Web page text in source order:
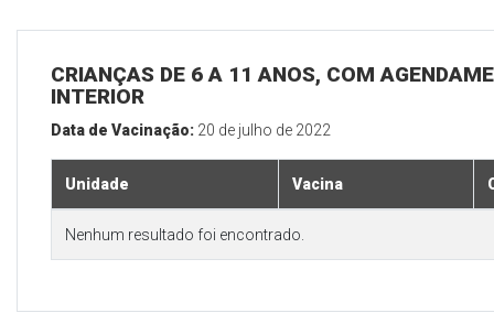
CRIANÇAS DE 6 A 11 ANOS, COM
INTERIOR
Data de Vacinação: 20 de julho de 2022
Unidade Vacina
Nenhum resultado foi encontrado.